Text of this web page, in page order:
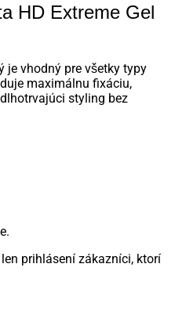
HD Extreme Gel
je vhodný pre všetky typy
maximálnu fixáciu,
styling bez
prihlásení zákazníci, ktorí